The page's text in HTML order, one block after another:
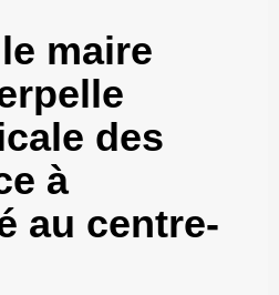
maire
des
à
au centre-